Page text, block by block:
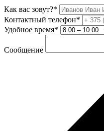
Как вас зовут?*
Контактный телефон*
Удобное время*
Сообщение